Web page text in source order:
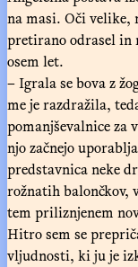
na masi. Oči velike,
pretirano odrasel in
osem let.
– Igrala se bova z
me je razdražila,
pomanjševalnice za
njo začnejo
predstavnica neke
rožnatih balončkov,
tem priliznjenem
Hitro sem se
vljudnosti, ki ju je